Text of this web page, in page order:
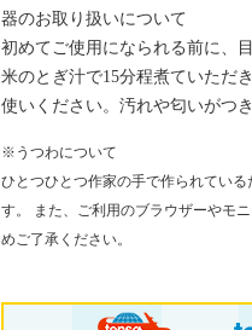
器のお取り扱いについて
初めてご使用になられる前に、
米のとぎ汁で15分程煮ていただ
使いください。汚れや匂いがつ
※うつわについて
ひとつひとつ作家の手で作られてい
す。 また、ご利用のブラウザーやモ
めご了承ください。